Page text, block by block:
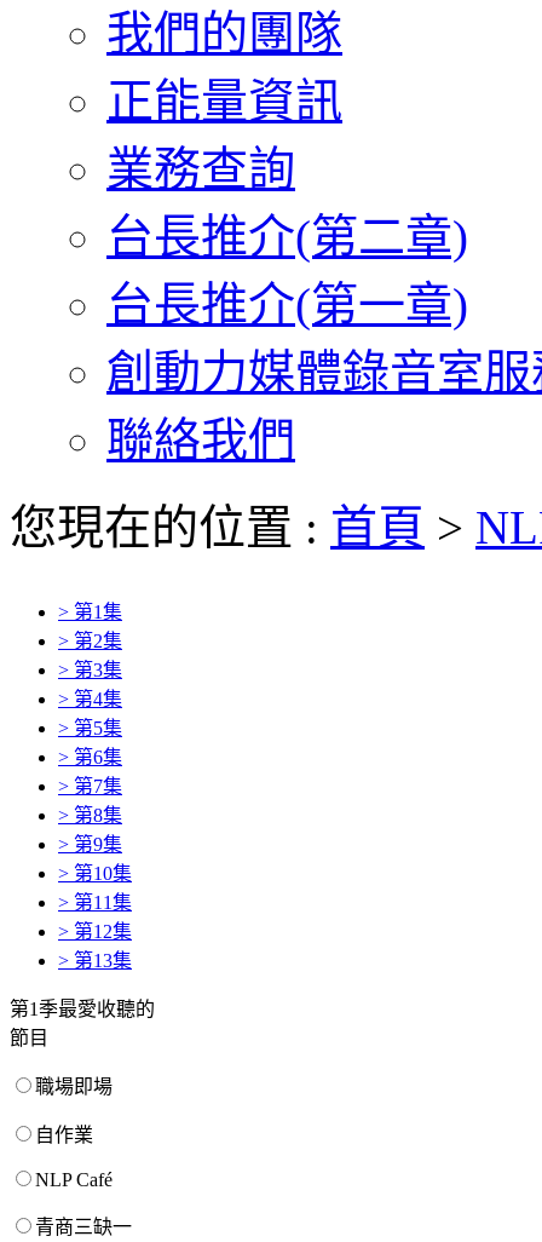
我們的團隊
正能量資訊
業務查詢
台長推介(第二章)
台長推介(第一章)
創動力媒體錄音室服
聯絡我們
您現在的位置 : 首頁 >
> 第1集
> 第2集
> 第3集
> 第4集
> 第5集
> 第6集
> 第7集
> 第8集
> 第9集
> 第10集
> 第11集
> 第12集
> 第13集
第1季最愛收聽的
節目
職場即場
自作業
NLP Café
青商三缺一